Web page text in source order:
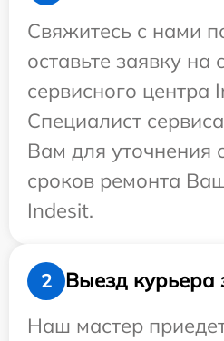
Свяжитесь с нами
оставьте заявку на
сервисного центра
Специалист
Вам для уточнения
сроков ремонта
Indesit.
2
Выезд курьера
Наш мастер